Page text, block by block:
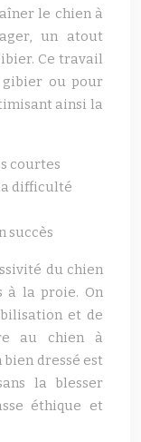
le chien à
un atout
Ce travail
ou pour
ainsi la
courtes
difficulté
succès
du chien
à la proie. On
et de
au chien à
dressé est
la blesser
éthique et